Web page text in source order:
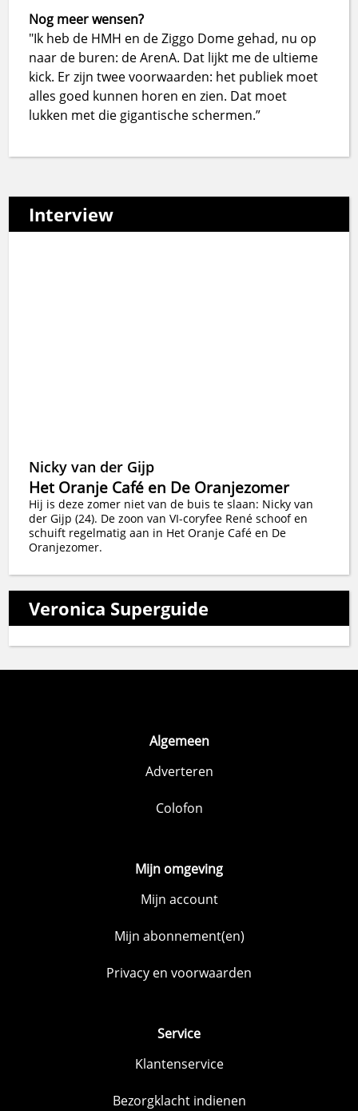
Nog meer wensen?
"Ik heb de HMH en de Ziggo Dome gehad, nu op
naar de buren: de ArenA. Dat lijkt me de ultieme
kick. Er zijn twee voorwaarden: het publiek moet
alles goed kunnen horen en zien. Dat moet
lukken met die gigantische schermen.”
Interview
Nicky van der Gijp
Het Oranje Café en De Oranjezomer
Hij is deze zomer niet van de buis te slaan: Nicky van
der Gijp (24). De zoon van VI-coryfee René schoof en
schuift regelmatig aan in Het Oranje Café en De
Oranjezomer.
Veronica Superguide
Algemeen
Adverteren
Colofon
Mijn omgeving
Mijn account
Mijn abonnement(en)
Privacy en voorwaarden
Service
Klantenservice
Bezorgklacht indienen